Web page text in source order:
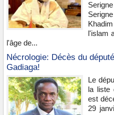
l'islam
l'âge de...
Nécrologie: Décès du
Gadiaga!
Le
la liste
est
29